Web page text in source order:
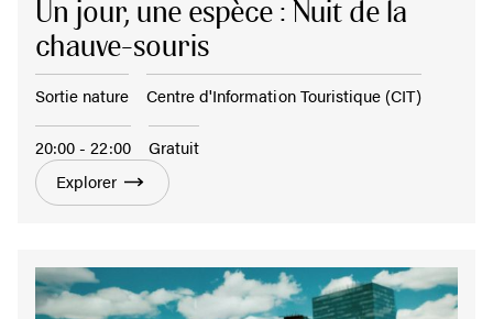
Un jour, une espèce : Nuit de la
chauve-souris
Sortie nature Centre d'Information Touristique (CIT)
20:00 - 22:00
Gratuit
Explorer